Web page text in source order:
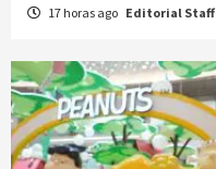
17 horas ago Editorial Staff